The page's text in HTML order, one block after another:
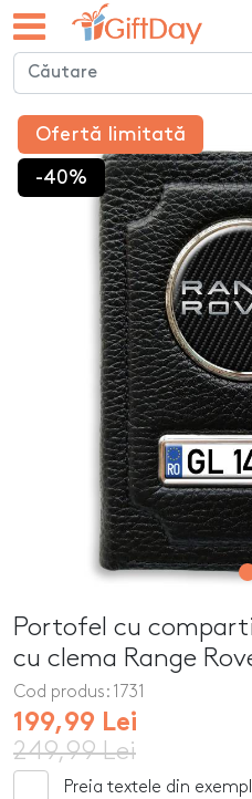
Ofertă limitată
-40%
Portofel cu
cu clema Range
Cod produs: 1731
199,99 Lei
249,99 Lei
Preia textele din